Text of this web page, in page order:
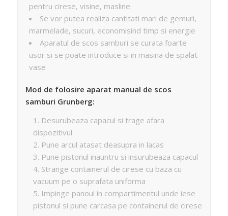
pentru cirese, visine, masline
Se vor putea realiza cantitati mari de gemuri,
marmelade, sucuri, economisind timp si energie
Aparatul de scos samburi se curata foarte
usor si se poate introduce si in masina de spalat
vase
Mod de folosire aparat manual de scos
samburi Grunberg:
Desurubeaza capacul si trage afara
dispozitivul
Pune arcul atasat deasupra in lacas
Pune pistonul inauntru si insurubeaza capacul
Strange containerul de cirese cu baza cu
vacuum pe o suprafata uniforma
Impinge panoul in compartimentul unde iese
pistonul si pune carcasa pe containerul de cirese